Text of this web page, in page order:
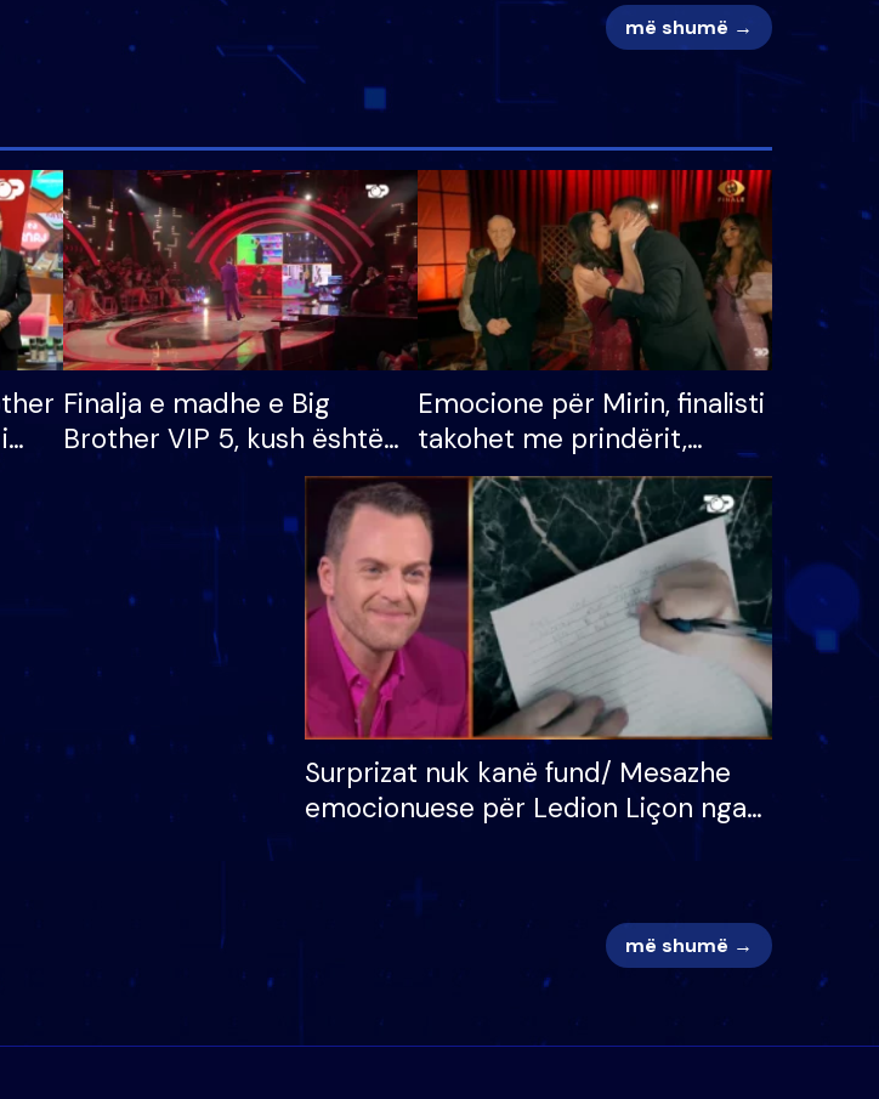
më shumë →
Finalja e madhe e Big
Brother VIP 5, kush është
banori i parë që lë shtëpinë
dhe humb mundësinë për
të fituar çmimin e madh
Emocione për Mirin, finalisti
takohet me prindërit,
vajzën dhe bashkëshorten:
S’kemi ndonjë letër divorci
apo jo?
Surprizat nuk kanë fund/ Mesazhe
emocionuese për Ledion Liçon nga
më shumë →